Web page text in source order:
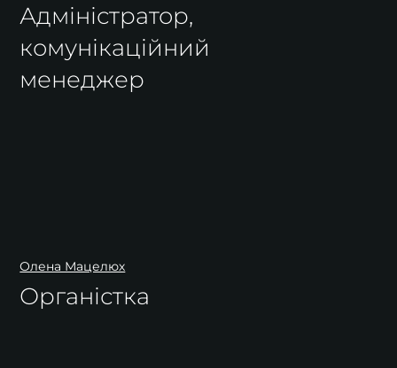
Адміністратор,
комунікаційний
менеджер
Олена Мацелюх
Органістка